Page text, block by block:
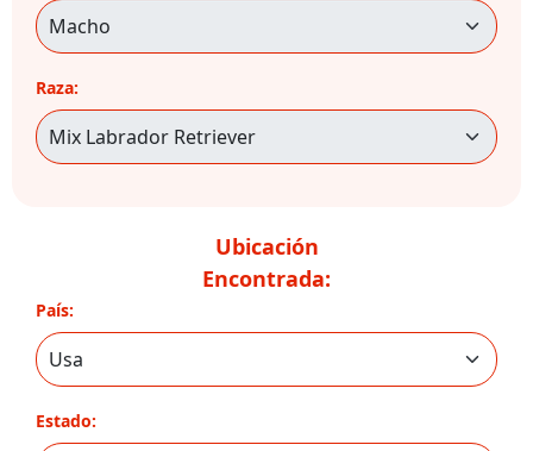
Raza:
Ubicación
Encontrada:
País:
Estado: